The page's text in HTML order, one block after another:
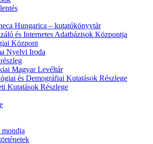
Hungarica – kutatókönyvtár
és Internetes Adatbázisok Központja
Központ
Nyelvi Iroda
Magyar Levéltár
és Demográfiai Kutatások Részlege
Kutatások Részlege